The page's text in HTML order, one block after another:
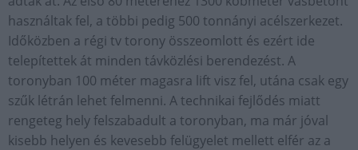
használtak fel, a többi pedig 500 tonnányi acélszerkezet.
Időközben a régi tv torony összeomlott és ezért ide
telepítettek át minden távközlési berendezést. A
toronyban 100 méter magasra lift visz fel, utána csak egy
szűk létrán lehet felmenni. A technikai fejlődés miatt
rengeteg hely felszabadult a toronyban, ma már jóval
kisebb helyen és kevesebb felügyelet mellett elfér az a